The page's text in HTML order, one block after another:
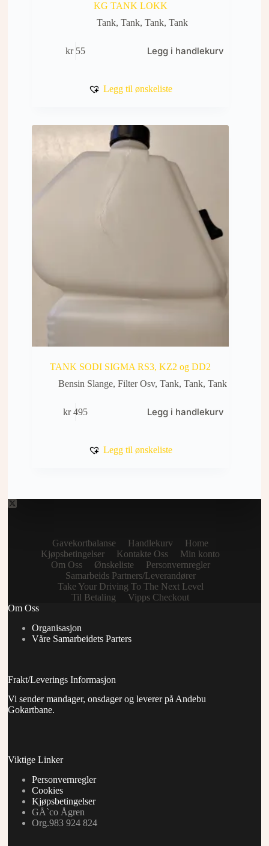
KG TANK LOKK
Tank,Tank,Tank,Tank
kr55 Legg i handlekurv
Legg til ønskeliste
TANK SODI SIGMA RS3, KZ2 og DD2
Bensin Slange, Filter Osv, Tank, Tank, Tank
kr495 Legg i handlekurv
Legg til ønskeliste
Gavekortbalanse Handlekurv
Home
Kjøpsbetingelser
Kontakte Oss
Min konto
Om Oss
Ønskeliste
Personvernregler
Samarbeids Partners/Leverandører
Take Your Driving To The Next Level
Til Betaling
Vipps Checkout
Om Oss
Organisasjon
Våre Samarbeidets Parters
Frakt/Leverings Informasjon
Vi sender mandager, onsdager og leverer på Andebu
Gokartbane.
Viktige Linker
Personvernregler
Cookies
Kjøpsbetingelser
GÅ`co Ågren
Org.983 924 824